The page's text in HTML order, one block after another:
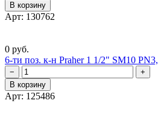
В корзину
Арт: 130762
0 руб.
6-ти поз. к-н Praher 1 1/2" SM10
−
+
В корзину
Арт: 125486